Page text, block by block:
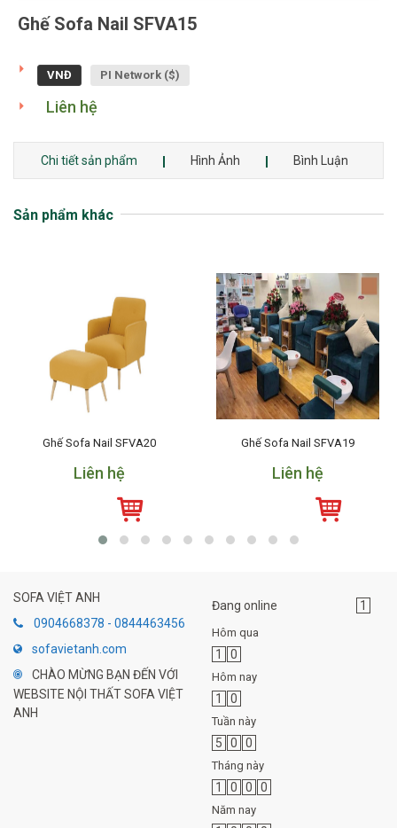
Ghế Sofa Nail SFVA15
VNĐ PI Network ($)
Liên hệ
Chi tiết sản phẩm Hình Ảnh Bình Luận
Sản phẩm khác
Ghế Sofa Nail SFVA20
Liên hệ
Ghế Sofa Nail SFVA19
Liên hệ
SOFA VIỆT ANH
0904668378 - 0844463456
sofavietanh.com
CHÀO MỪNG BẠN ĐẾN VỚI
WEBSITE NỘI THẤT SOFA VIỆT
ANH
Đang online 1
Hôm qua
1 0
Hôm nay
1 0
Tuần này
5 0 0
Tháng này
1 0 0 0
Năm nay